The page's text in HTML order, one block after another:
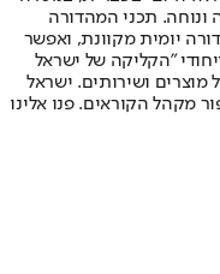
ונוחה. תכני המהדורה
יומית מקוונת, ואפשר
"הקליקה של ישראל
מוצרים ושירותים. ישראל
מקהל הקוראים. פנו אלינו